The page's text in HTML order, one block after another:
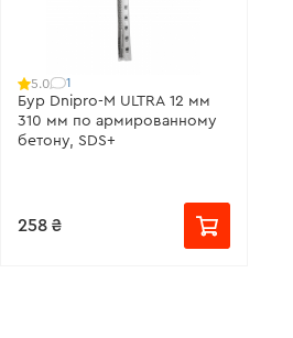
5.0 1
Бур Dnipro-M ULTRA 12 мм
310 мм по армированному
бетону, SDS+
258 ₴